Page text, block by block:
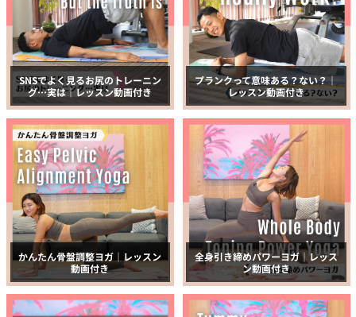
SNSでよく見るお尻のトレーニン
グ…実は｜レッスン動画付き
プランクって意味ある？ない？｜
レッスン動画付き
かんたん骨盤調整ヨガ｜レッスン
動画付き
全身引き締めパワーヨガ｜レッス
ン動画付き